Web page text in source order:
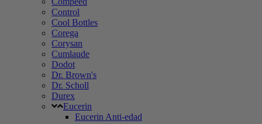
Control
Cool Bottles
Corega
Corysan
Cumlaude
Dodot
Dr. Brown's
Dr. Scholl
Durex
Eucerin
Eucerin Anti-edad